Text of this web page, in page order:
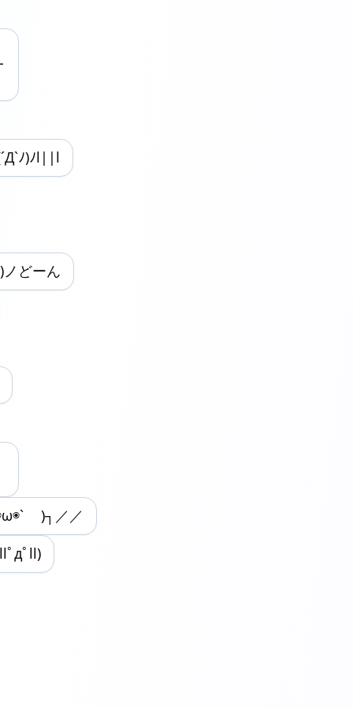
ﾉ)ﾉl||l
ノどーん
)┐／／
ﾟдﾟll)